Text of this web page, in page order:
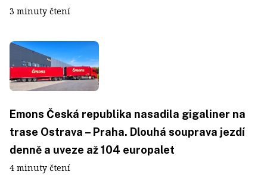
3 minuty čtení
Emons Česká republika nasadila gigaliner na
trase Ostrava – Praha. Dlouhá souprava jezdí
denně a uveze až 104 europalet
4 minuty čtení